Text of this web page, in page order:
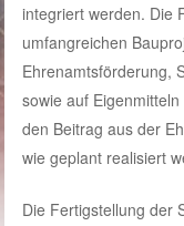
integriert werden. Die
umfangreichen
Ehrenamtsförderung,
sowie auf
den Beitrag aus der
wie geplant realisiert
Die Fertigstellung der